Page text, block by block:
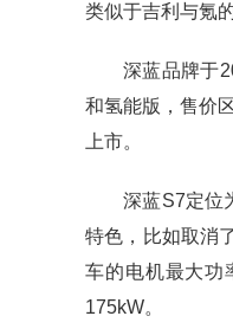
类似于吉利与氪
深蓝品牌于
和氢能版，售价
上市。
深蓝S7定位
特色，比如取消
车的电机最大功
175kW。